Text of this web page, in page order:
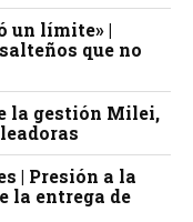
un límite» |
que no
la gestión Milei,
| Presión a la
la entrega de